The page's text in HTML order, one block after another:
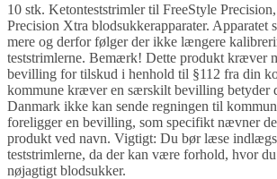
10 stk. Ketonteststrimler til FreeStyle
Precision Xtra blodsukkerapparater. Apparatet
mere og derfor følger der ikke længere
teststrimlerne. Bemærk! Dette produkt kræver
bevilling for tilskud i henhold til §112 fra din
kommune kræver en særskilt bevilling betyder
Danmark ikke kan sende regningen til
foreligger en bevilling, som specifikt nævner
produkt ved navn. Vigtigt: Du bør læse
teststrimlerne, da der kan være forhold, hvor
nøjagtigt blodsukker.